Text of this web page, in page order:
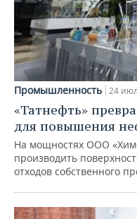
Промышленность 24
«Татнефть»
для повышения
На мощностях ООО
производить
отходов собственного